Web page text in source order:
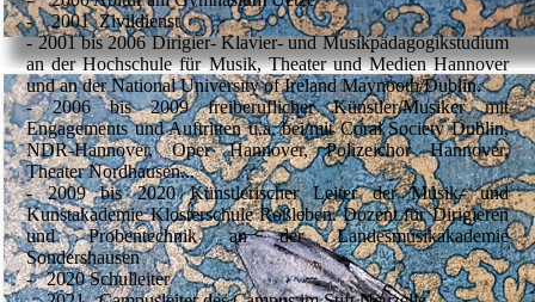
- 2001 Zivildienst
- 2001 bis 2006 Dirigier- Klavier- und Musikpädagogikstudium
an der Hochschule für Musik, Theater und Medien Hannover
und an der National University of Ireland Maynooth/Dublin.
- 2006 bis 2009 freiberuflicher Künstler/Musiker mit
Engagements und Auftritten u.a. bei/mit Coral Society Dublin,
NDR-Hannover, Oper Hannover, Polizeichor Hannover,
Theater Nordhausen...
- 2009 bis 2020 Künstlerischer Leiter der Musik- und
Kunstakademie Klosterschule Roßleben. Dozent für Dirigieren
und Probentechnik an der Landesmusikakademie
Sondershausen
- 2020 Schulleiter